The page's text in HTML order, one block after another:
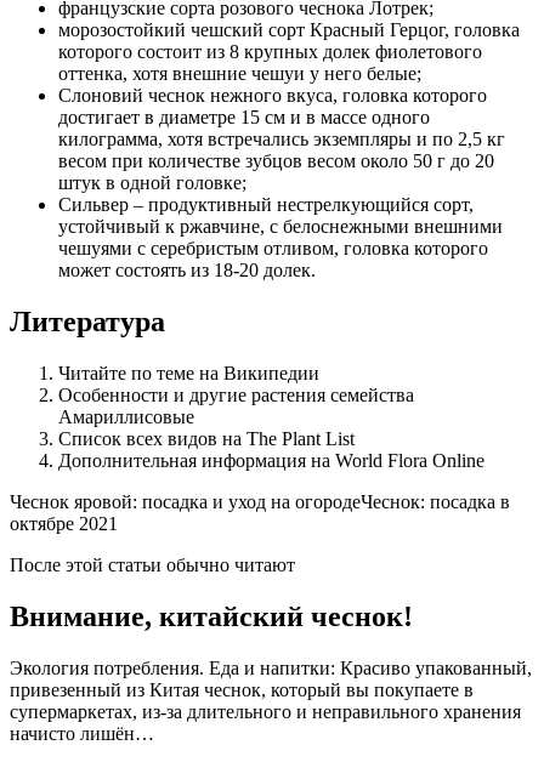
французские сорта розового чеснока Лотрек;
морозостойкий чешский сорт Красный Герцог, головка
которого состоит из 8 крупных долек фиолетового
оттенка, хотя внешние чешуи у него белые;
Слоновий чеснок нежного вкуса, головка которого
достигает в диаметре 15 см и в массе одного
килограмма, хотя встречались экземпляры и по 2,5 кг
весом при количестве зубцов весом около 50 г до 20
штук в одной головке;
Сильвер – продуктивный нестрелкующийся сорт,
устойчивый к ржавчине, с белоснежными внешними
чешуями с серебристым отливом, головка которого
может состоять из 18-20 долек.
Литература
Читайте по теме на Википедии
Особенности и другие растения семейства
Амариллисовые
Список всех видов на The Plant List
Дополнительная информация на World Flora Online
Чеснок яровой: посадка и уход на огородеЧеснок: посадка в
октябре 2021
После этой статьи обычно читают
Внимание, китайский чеснок!
Экология потребления. Еда и напитки: Красиво упакованный,
привезенный из Китая чеснок, который вы покупаете в
супермаркетах, из-за длительного и неправильного хранения
начисто лишён…